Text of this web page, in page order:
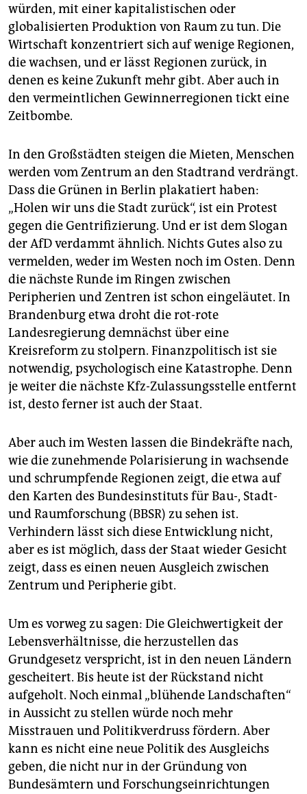
würden, mit einer kapitalistischen oder
globalisierten Produktion von Raum zu tun. Die
Wirtschaft konzentriert sich auf wenige Regionen,
die wachsen, und er lässt Regionen zurück, in
denen es keine Zukunft mehr gibt. Aber auch in
den vermeintlichen Gewinnerregionen tickt eine
Zeitbombe.
In den Großstädten steigen die Mieten, Menschen
werden vom Zentrum an den Stadtrand verdrängt.
Dass die Grünen in Berlin plakatiert haben:
„Holen wir uns die Stadt zurück“, ist ein Protest
gegen die Gentrifizierung. Und er ist dem Slogan
der AfD verdammt ähnlich. Nichts Gutes also zu
vermelden, weder im Westen noch im Osten. Denn
die nächste Runde im Ringen zwischen
Peripherien und Zentren ist schon eingeläutet. In
Brandenburg etwa droht die rot-rote
Landesregierung demnächst über eine
Kreisreform zu stolpern. Finanzpolitisch ist sie
notwendig, psychologisch eine Katastrophe. Denn
je weiter die nächste Kfz-Zulassungsstelle entfernt
ist, desto ferner ist auch der Staat.
Aber auch im Westen lassen die Bindekräfte nach,
wie die zunehmende Polarisierung in wachsende
und schrumpfende Regionen zeigt, die etwa auf
den Karten des Bundesinstituts für Bau-, Stadt-
und Raumforschung (BBSR) zu sehen ist.
Verhindern lässt sich diese Entwicklung nicht,
aber es ist möglich, dass der Staat wieder Gesicht
zeigt, dass es einen neuen Ausgleich zwischen
Zentrum und Peripherie gibt.
Um es vorweg zu sagen: Die Gleichwertigkeit der
Lebensverhältnisse, die herzustellen das
Grundgesetz verspricht, ist in den neuen Ländern
gescheitert. Bis heute ist der Rückstand nicht
aufgeholt. Noch einmal „blühende Landschaften“
in Aussicht zu stellen würde noch mehr
Misstrauen und Politikverdruss fördern. Aber
kann es nicht eine neue Politik des Ausgleichs
geben, die nicht nur in der Gründung von
Bundesämtern und Forschungseinrichtungen